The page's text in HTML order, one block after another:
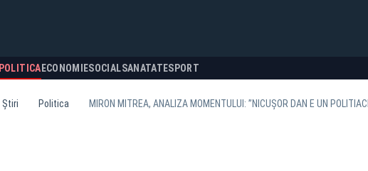
POLITICA ECONOMIESOCIALSANATATESPORT
Știri Politica MIRON MITREA, ANALIZA MOMENTULUI: ”NICUȘOR DAN E UN